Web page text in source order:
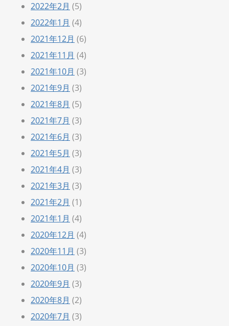
2022年2月 (5)
2022年1月 (4)
2021年12月 (6)
2021年11月 (4)
2021年10月 (3)
2021年9月 (3)
2021年8月 (5)
2021年7月 (3)
2021年6月 (3)
2021年5月 (3)
2021年4月 (3)
2021年3月 (3)
2021年2月 (1)
2021年1月 (4)
2020年12月 (4)
2020年11月 (3)
2020年10月 (3)
2020年9月 (3)
2020年8月 (2)
2020年7月 (3)